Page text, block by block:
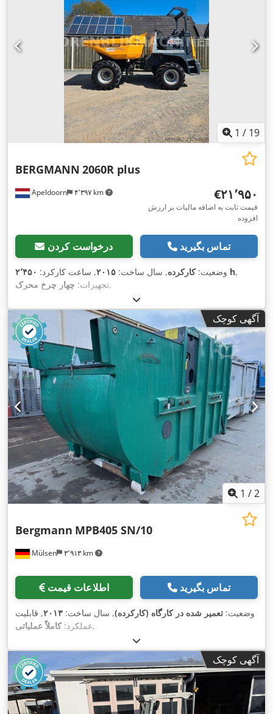
1 / 19
Apeldoorn ۴٬۳۹۷ km
BERGMANN 2060R plus
‎€۲۱٬۹۵۰
قیمت ثابت به اضافه مالیات بر ارزش
افزوده
درخواست کردن تماس بگیرید
وضعیت:کارکرده, سال ساخت: ۲۰۱۵, ساعت کارکرد: ۲٬۴۵۰ h,
تجهیزات: چهار چرخ محرک ,
آگهی کوچک
1 /2
Mülsen ۳٬۹۱۳ km
Bergmann MPB405 SN/10
اطلاعات قیمت تماس بگیرید
وضعیت: تعمیر شده در کارگاه (کارکرده), سال ساخت: ۲۰۱۳, قابلیت
عملکرد:کاملاً عملیاتی ,
آگهی کوچک